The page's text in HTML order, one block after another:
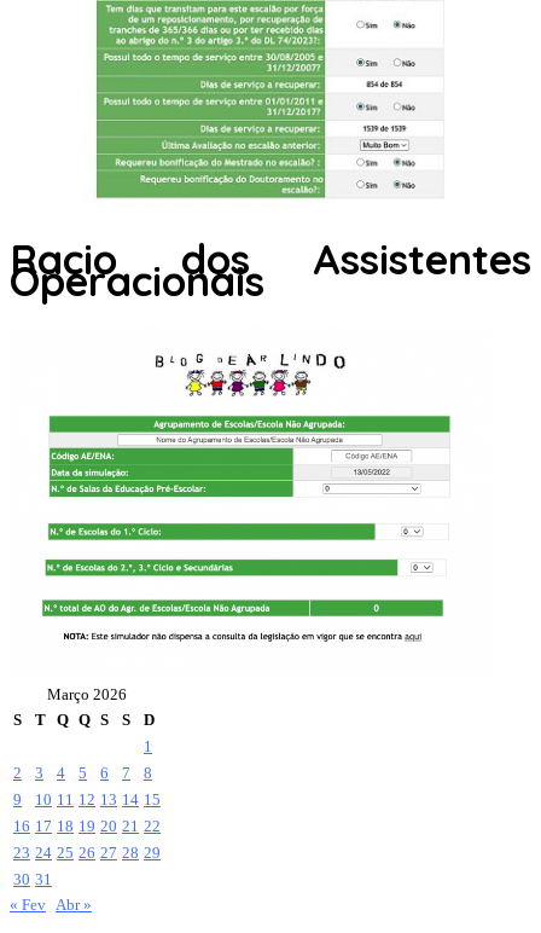
Racio dos Assistentes
Operacionais
Março 2026
S
T Q Q S S
D
1
2
3 4 5 6 7
8
9
10 11 12 13 14 15
16 17 18 19 20 21 22
23 24 25 26 27 28 29
30 31
« Fev Abr »